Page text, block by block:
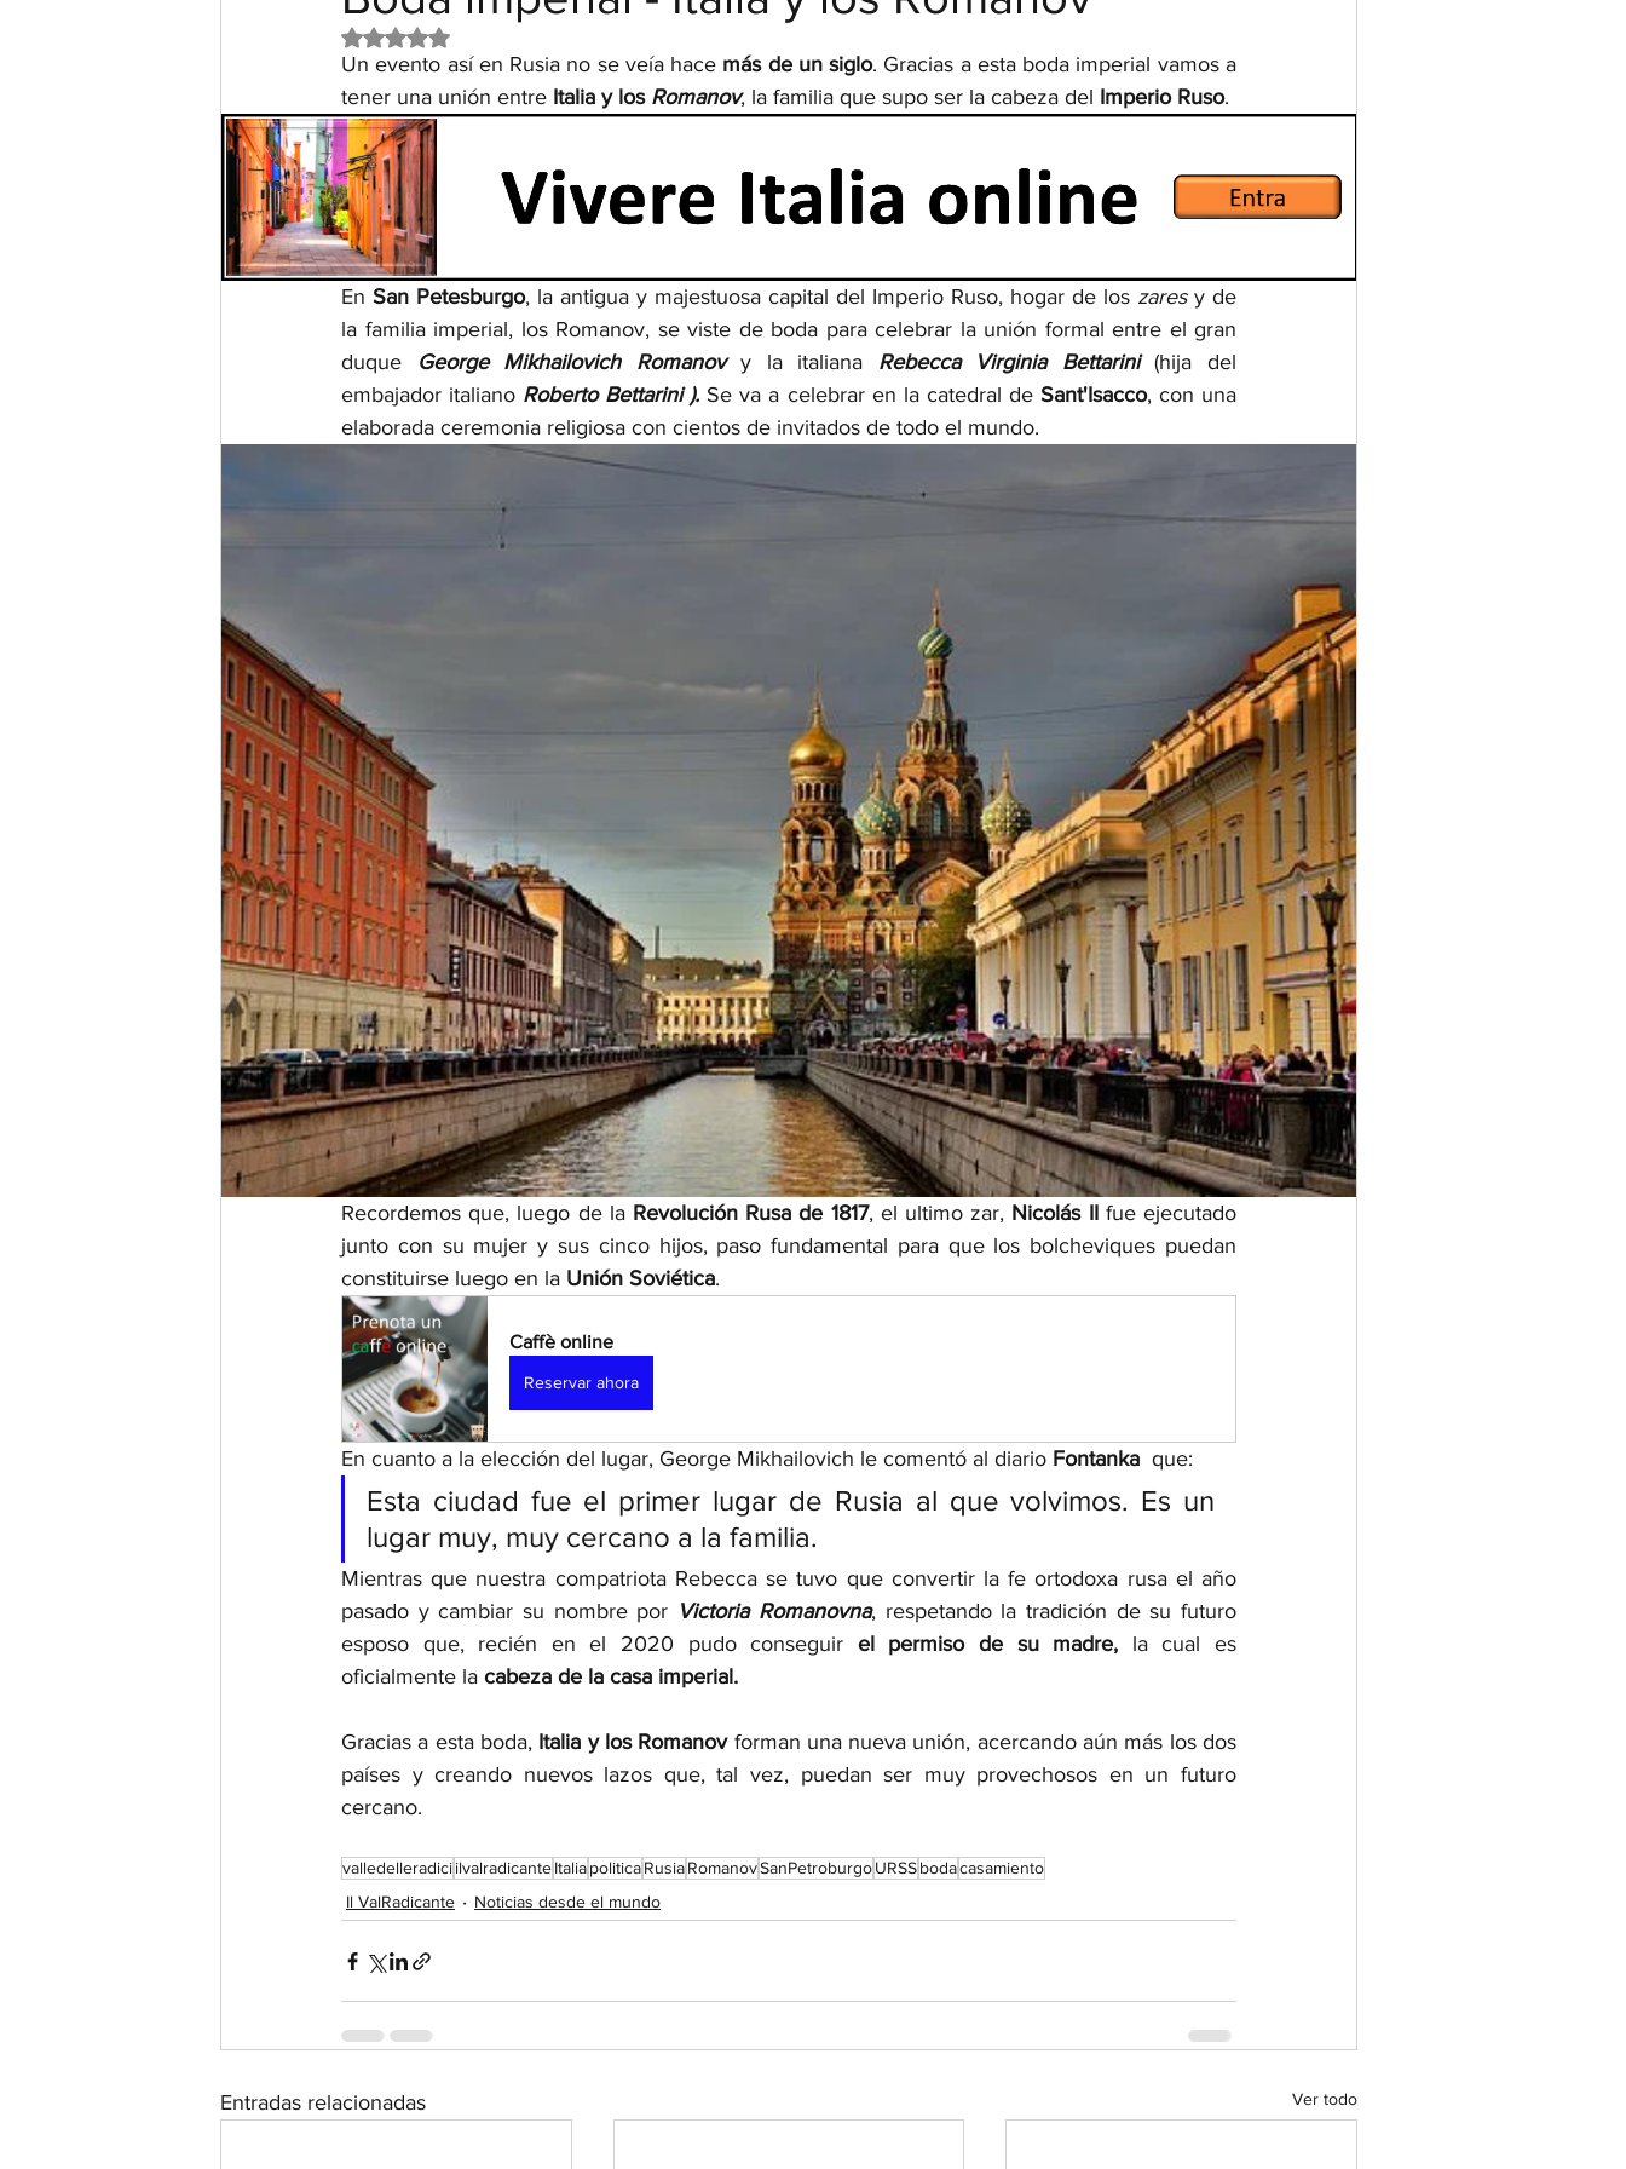
Obtuvo NaN de 5 estrellas.
Un evento así en Rusia no se veía hace más de un siglo. Gracias a esta boda imperial vamos a
tener una unión entre Italia y los Romanov, la familia que supo ser la cabeza del Imperio Ruso.
En San Petesburgo, la antigua y majestuosa capital del Imperio Ruso, hogar de los zares y de
la familia imperial, los Romanov, se viste de boda para celebrar la unión formal entre el gran
duque
George Mikhailovich Romanov y la italiana Rebecca Virginia Bettarini (hija del
embajador italiano Roberto Bettarini ). Se va a celebrar en la catedral de Sant'Isacco, con una
elaborada ceremonia religiosa con cientos de invitados de todo el mundo.
Recordemos que, luego de la Revolución Rusa de 1817, el ultimo zar, Nicolás II fue ejecutado
junto con su mujer y sus cinco hijos, paso fundamental para que los bolcheviques puedan
constituirse luego en la Unión Soviética.
Caffè online
Reservar ahora
En cuanto a la elección del lugar, George Mikhailovich le comentó al diario Fontanka que:
Esta ciudad fue el primer lugar de Rusia al que volvimos. Es un
lugar muy, muy cercano a la familia.
Mientras que nuestra compatriota Rebecca se tuvo que convertir la fe ortodoxa rusa el año
pasado y cambiar su nombre por Victoria Romanovna, respetando la tradición de su futuro
esposo que, recién en el 2020 pudo conseguir el permiso de su madre, la cual es
oficialmente la cabeza de la casa imperial.
Gracias a esta boda, Italia y los Romanov forman una nueva unión, acercando aún más los dos
países y creando nuevos lazos que, tal vez, puedan ser muy provechosos en un futuro
cercano.
valledelleradiciilvalradicanteItaliapoliticaRusiaRomanovSanPetroburgoURSSbodacasamiento
Il ValRadicante
Noticias desde el mundo
Entradas relacionadas Ver todo